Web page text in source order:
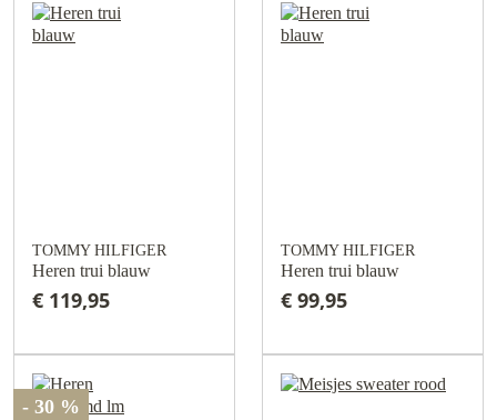
TOMMY HILFIGER
Heren trui blauw
€ 119,95
TOMMY HILFIGER
Heren trui blauw
€ 99,95
- 30 %